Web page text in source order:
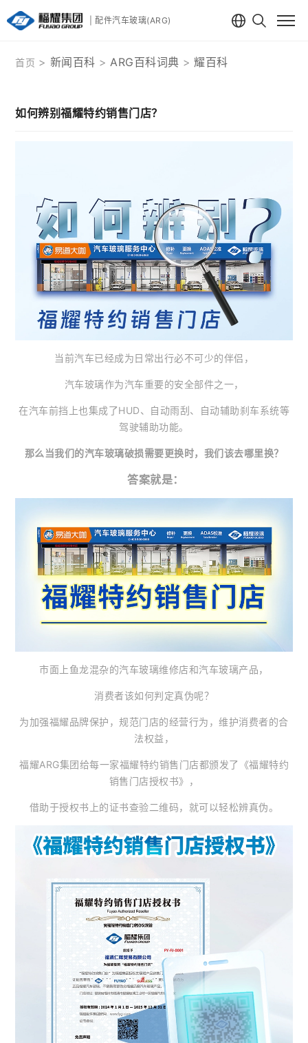
| 配件汽车玻璃(ARG)
首页 新闻百科 ARG百科词典 耀百科
如何辨别福耀特约销售门店？
当前汽车已经成为日常出行必不可少的伴侣，
汽车玻璃作为汽车重要的安全部件之一，
在汽车前挡上也集成了HUD、自动雨刮、自动辅助刹车系统等
驾驶辅助功能。
那么当我们的汽车玻璃破损需要更换时，我们该去哪里换？
答案就是：
市面上鱼龙混杂的汽车玻璃维修店和汽车玻璃产品，
消费者该如何判定真伪呢？
为加强福耀品牌保护，规范门店的经营行为，维护消费者的合
法权益，
福耀ARG集团给每一家福耀特约销售门店都颁发了《福耀特约
销售门店授权书》，
借助于授权书上的证书查验二维码，就可以轻松辨真伪。